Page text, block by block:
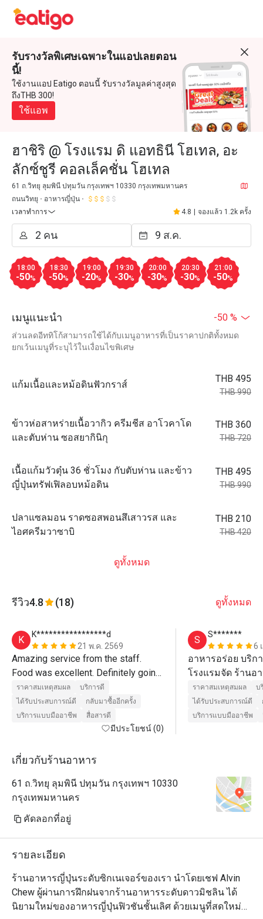
รับรางวัลพิเศษเฉพาะในแอปเลยตอน
นี้!
ใช้งานแอป Eatigo ตอนนี้ รับรางวัลมูลค่าสูงสุด
ถึงTHB 300!
ใช้แอพ
ฮาชิริ @ โรงแรม ดิ แอทธินี โฮเทล, อะ
ลักซ์ชูรี คอลเล็คชั่น โฮเทล
61 ถ.วิทยุ ลุมพินี ปทุมวัน กรุงเทพฯ 10330 กรุงเทพมหานคร
ถนนวิทยุ
อาหารญี่ปุ่น
เวลาทำการ
4.8 จองแล้ว 1.2k ครั้ง
18:00
-50%
18:30
-50%
19:00
-20%
19:30
-30%
20:00
-30%
20:30
-30%
21:00
-50%
เมนูแนะนำ -50 %
ส่วนลดอีททิโก้สามารถใช้ได้กับเมนูอาหารที่เป็นราคาปกติทั้งหมด
ยกเว้นเมนูที่ระบุไว้ในเงื่อนไขพิเศษ
แก้มเนื้อและหม้อดินฟัวกราส์
THB 495
THB 990
ข้าวห่อสาหร่ายเนื้อวากิว ครีมชีส อาโวคาโด
และตับห่าน ซอสยากินิกุ
THB 360
THB 720
เนื้อแก้มวัวตุ๋น 36 ชั่วโมง กับตับห่าน และข้าว
ญี่ปุ่นทรัฟเฟิลอบหม้อดิน
THB 495
THB 990
ปลาแซลมอน ราดซอสพอนสึเสาวรส และ
ไอศครีมวาซาบิ
THB 210
THB 420
ดูทั้งหมด
รีวิว4.8 (18) ดูทั้งหมด
K
K*****************d
21 พ.ค. 2569
Amazing service from the staff.
Food was excellent. Definitely going
back!
ราคาสมเหตุสมผล
บริการดี
ได้รับประสบการณ์ดี
กลับมาซื้ออีกครั้ง
บริการแบบมืออาชีพ
สื่อสารดี
มีประโยชน์ (0)
S
S*******
6
อาหารอร่อย บริก
โรงแรมจัด ร้านอ
ก้อน
ราคาสมเหตุสมผล
บ
ได้รับประสบการณ์ดี
บริการแบบมืออาชีพ
เกี่ยวกับร้านอาหาร
61 ถ.วิทยุ ลุมพินี ปทุมวัน กรุงเทพฯ 10330
กรุงเทพมหานคร
คัดลอกที่อยู่
รายละเอียด
ร้านอาหารญี่ปุ่นระดับซิกเนเจอร์ของเรา นำโดยเชฟ Alvin
Chew ผู้ผ่านการฝึกฝนจากร้านอาหารระดับดาวมิชลิน ได้
นิยามใหม่ของอาหารญี่ปุ่นฟิวชันชั้นเลิศ ด้วยเมนูที่สดใหม่